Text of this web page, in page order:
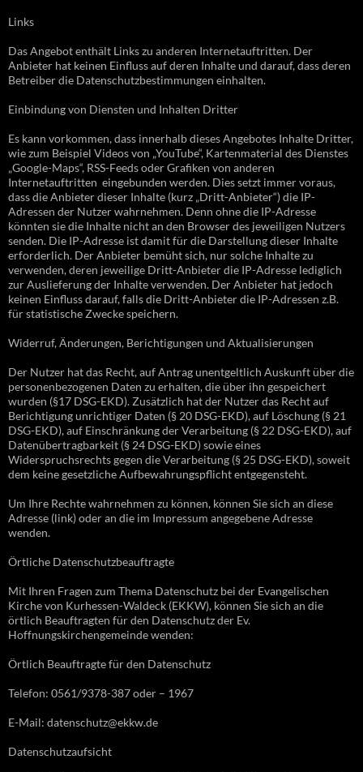
Links
Das Angebot enthält Links zu anderen Internetauftritten. Der
Anbieter hat keinen Einfluss auf deren Inhalte und darauf, dass deren
Betreiber die Datenschutzbestimmungen einhalten.
Einbindung von Diensten und Inhalten Dritter
Es kann vorkommen, dass innerhalb dieses Angebotes Inhalte Dritter,
wie zum Beispiel Videos von „YouTube“, Kartenmaterial des Dienstes
„Google-Maps“, RSS-Feeds oder Grafiken von anderen
Internetauftritten eingebunden werden. Dies setzt immer voraus,
dass die Anbieter dieser Inhalte (kurz „Dritt-Anbieter“) die IP-
Adressen der Nutzer wahrnehmen. Denn ohne die IP-Adresse
könnten sie die Inhalte nicht an den Browser des jeweiligen Nutzers
senden. Die IP-Adresse ist damit für die Darstellung dieser Inhalte
erforderlich. Der Anbieter bemüht sich, nur solche Inhalte zu
verwenden, deren jeweilige Dritt-Anbieter die IP-Adresse lediglich
zur Auslieferung der Inhalte verwenden. Der Anbieter hat jedoch
keinen Einfluss darauf, falls die Dritt-Anbieter die IP-Adressen z.B.
für statistische Zwecke speichern.
Widerruf, Änderungen, Berichtigungen und Aktualisierungen
Der Nutzer hat das Recht, auf Antrag unentgeltlich Auskunft über die
personenbezogenen Daten zu erhalten, die über ihn gespeichert
wurden (§17 DSG-EKD). Zusätzlich hat der Nutzer das Recht auf
Berichtigung unrichtiger Daten (§ 20 DSG-EKD), auf Löschung (§ 21
DSG-EKD), auf Einschränkung der Verarbeitung (§ 22 DSG-EKD), auf
Datenübertragbarkeit (§ 24 DSG-EKD) sowie eines
Widerspruchsrechts gegen die Verarbeitung (§ 25 DSG-EKD), soweit
dem keine gesetzliche Aufbewahrungspflicht entgegensteht.
Um Ihre Rechte wahrnehmen zu können, können Sie sich an diese
Adresse (link) oder an die im Impressum angegebene Adresse
wenden.
Örtliche Datenschutzbeauftragte
Mit Ihren Fragen zum Thema Datenschutz bei der Evangelischen
Kirche von Kurhessen-Waldeck (EKKW), können Sie sich an die
örtlich Beauftragten für den Datenschutz der Ev.
Hoffnungskirchengemeinde wenden:
Örtlich Beauftragte für den Datenschutz
Telefon: 0561/9378-387 oder – 1967
E-Mail: datenschutz@ekkw.de
Datenschutzaufsicht